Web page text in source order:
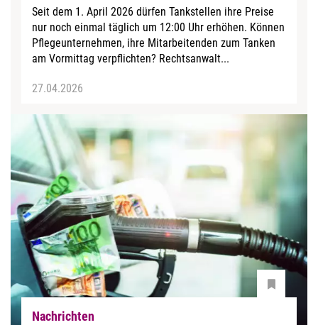
Seit dem 1. April 2026 dürfen Tankstellen ihre Preise
nur noch einmal täglich um 12:00 Uhr erhöhen. Können
Pflegeunternehmen, ihre Mitarbeitenden zum Tanken
am Vormittag verpflichten? Rechtsanwalt...
27.04.2026
Nachrichten